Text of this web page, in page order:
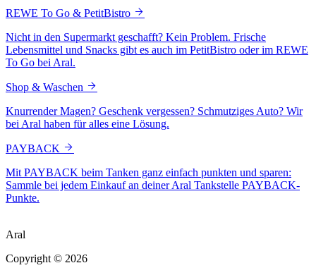
REWE To Go & PetitBistro
Nicht in den Supermarkt geschafft? Kein Problem. Frische
Lebensmittel und Snacks gibt es auch im PetitBistro oder im REWE
To Go bei Aral.
Shop & Waschen
Knurrender Magen? Geschenk vergessen? Schmutziges Auto? Wir
bei Aral haben für alles eine Lösung.
PAYBACK
Mit PAYBACK beim Tanken ganz einfach punkten und sparen:
Sammle bei jedem Einkauf an deiner Aral Tankstelle PAYBACK-
Punkte.
Aral
Copyright © 2026